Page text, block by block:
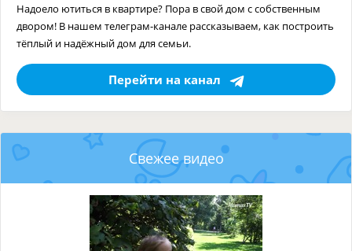
Надоело ютиться в квартире? Пора в свой дом с собственным
двором! В нашем телеграм-канале рассказываем, как построить
тёплый и надёжный дом для семьи.
Перейти на канал
Свежее видео